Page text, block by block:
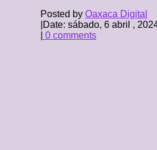
Posted by Oaxaca Digital
Date: sábado, 6 abril ,
0 comments